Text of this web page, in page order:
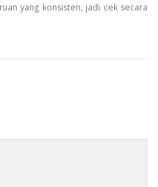
yang konsisten, jadi cek secara